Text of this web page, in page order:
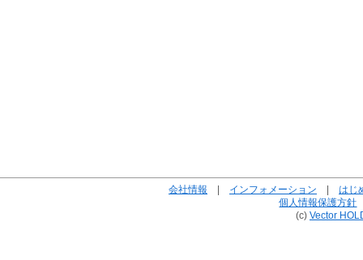
会社情報 | インフォメーション | はじ
個人情報保護方針
(c) Vector